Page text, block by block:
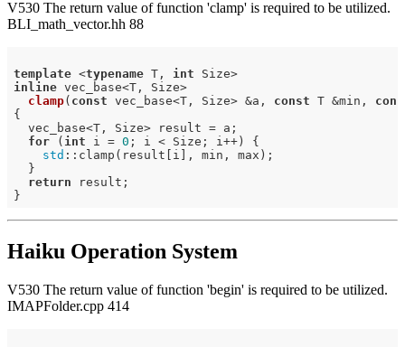
V530 The return value of function 'clamp' is required to be utilized.
BLI_math_vector.hh 88
template <typename T, int
Size>
inline vec_base<T, Size>
clamp( const vec_base<T, Size> &a, const T &min,
{
  vec_base<T, Size> result = a;
for ( int i = 0 ; i < Size; i++) {
std ::clamp(result[i], min, max);
  }
return result;
Haiku Operation System
V530 The return value of function 'begin' is required to be utilized.
IMAPFolder.cpp 414